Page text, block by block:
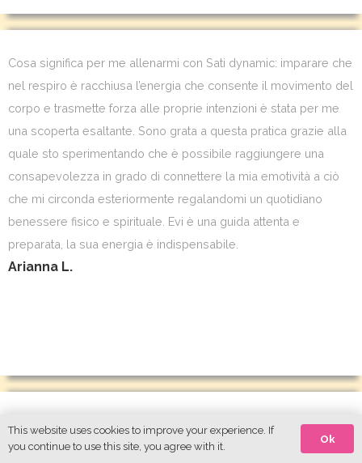
Cosa significa per me allenarmi con Sati dynamic: imparare che
nel respiro è racchiusa l’energia che consente il movimento del
corpo e trasmette forza alle proprie intenzioni è stata per me
una scoperta esaltante. Sono grata a questa pratica grazie alla
quale sto sperimentando che è possibile raggiungere una
consapevolezza in grado di connettere la mia emotività a ciò
che mi circonda esteriormente regalandomi un quotidiano
benessere fisico e spirituale. Evi è una guida attenta e
preparata, la sua energia è indispensabile.
Arianna L.
La pratica di Sati dynamic mi ha aiutata a guarire il corpo
ritrovandone la consapevolezza e da un punto di vista fisico la
This website uses cookies to improve your experience. If
you continue to use this site, you agree with it.
Ok